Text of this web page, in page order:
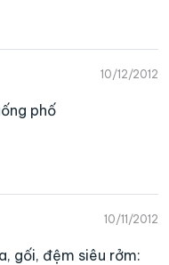
10/12/2012
phố
10/11/2012
gối, đệm siêu rởm: